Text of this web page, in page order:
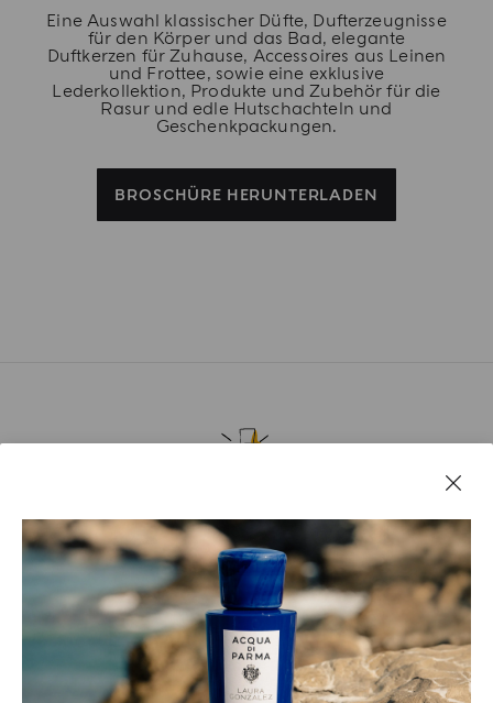
Eine Auswahl klassischer Düfte, Dufterzeugnisse
für den Körper und das Bad, elegante
Duftkerzen für Zuhause, Accessoires aus Leinen
und Frottee, sowie eine exklusive
Lederkollektion, Produkte und Zubehör für die
Rasur und edle Hutschachteln und
Geschenkpackungen.
BROSCHÜRE HERUNTERLADEN
Erhalten Sie ein exklusives Geschenk bei
Bestellungen über 180 €